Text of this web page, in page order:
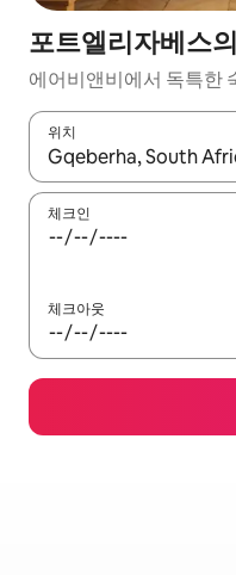
포트엘리자베스
에어비앤비에서 독특한
위치
결과가 나오면 위·아래
체크인
체크아웃